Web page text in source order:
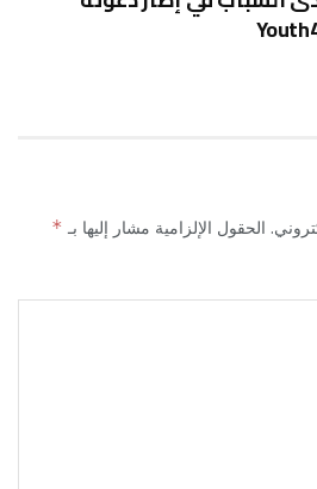
الحقول الإلزامية مشار إليها بـ*